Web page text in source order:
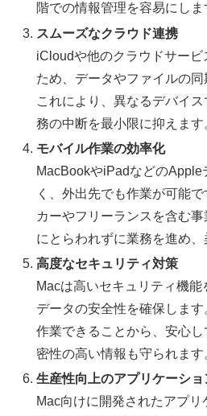
階での情報管理を容易にしま
スムーズなクラウド連携
iCloudや他のクラウドサー
ため、データやファイルの同
これにより、異なるデバイ
務の中断を最小限に抑えます
モバイル作業の効率化
MacBookやiPadなどのApple
く、外出先でも作業が可能
カーやフリーランスを含む
にとらわれずに業務を進め、
高度なセキュリティ対策
Macは高いセキュリティ機
データの安全性を確保しま
作業できることから、安心
密性の高い情報も守られます
生産性向上のアプリケーシ
Mac向けに開発されたアプ